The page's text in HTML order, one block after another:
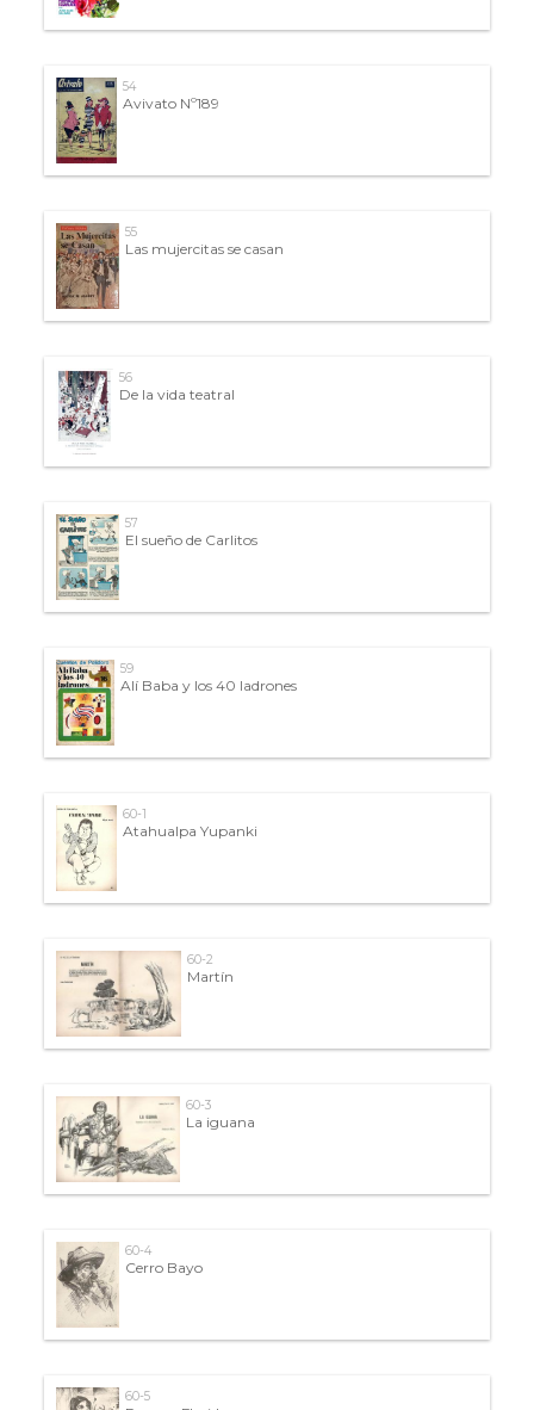
54
Avivato Nº189
55
Las mujercitas se casan
56
De la vida teatral
57
El sueño de Carlitos
59
Alí Baba y los 40 ladrones
60-1
Atahualpa Yupanki
60-2
Martín
60-3
La iguana
60-4
Cerro Bayo
60-5